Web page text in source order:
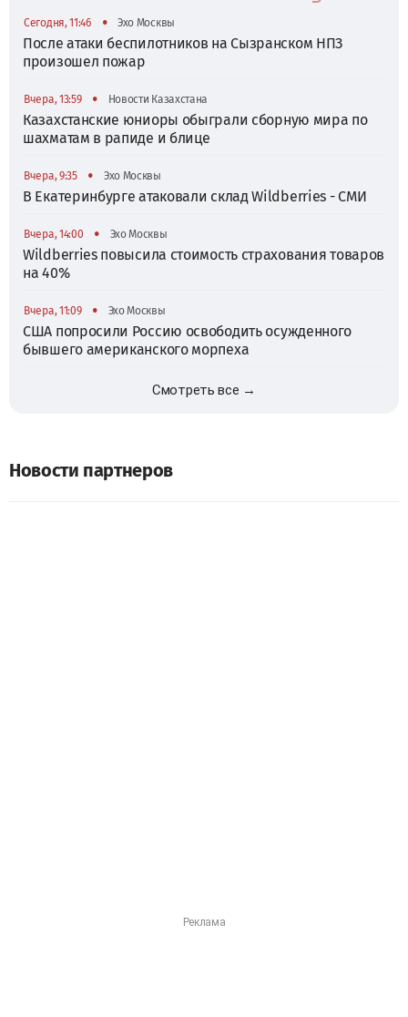
Сегодня, 11:46 • Эхо Москвы
После атаки беспилотников на Сызранском НПЗ
произошел пожар
Вчера, 13:59 • Новости Казахстана
Казахстанские юниоры обыграли сборную мира по
шахматам в рапиде и блице
Вчера, 9:35 • Эхо Москвы
В Екатеринбурге атаковали склад Wildberries - СМИ
Вчера, 14:00 • Эхо Москвы
Wildberries повысила стоимость страхования товаров
на 40%
Вчера, 11:09 • Эхо Москвы
США попросили Россию освободить осужденного
бывшего американского морпеха
Смотреть все →
Новости партнеров